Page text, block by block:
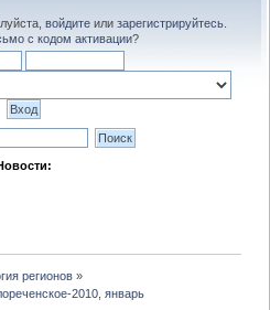
войдитеили зарегистрируйтесь.
с кодом активации?
регионов»
2010, январь